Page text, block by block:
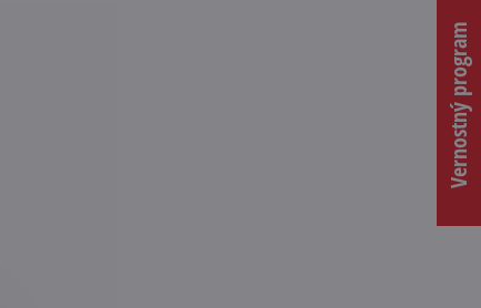
Vernostný program